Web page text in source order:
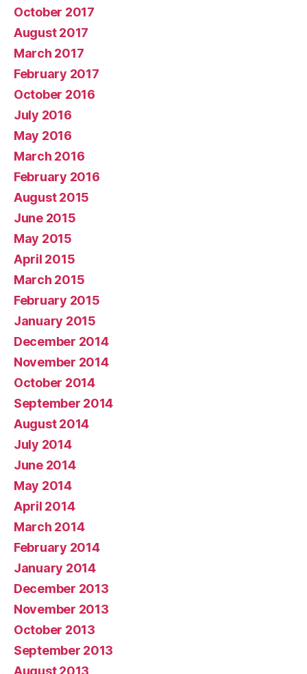
October 2017
August 2017
March 2017
February 2017
October 2016
July 2016
May 2016
March 2016
February 2016
August 2015
June 2015
May 2015
April 2015
March 2015
February 2015
January 2015
December 2014
November 2014
October 2014
September 2014
August 2014
July 2014
June 2014
May 2014
April 2014
March 2014
February 2014
January 2014
December 2013
November 2013
October 2013
September 2013
August 2013